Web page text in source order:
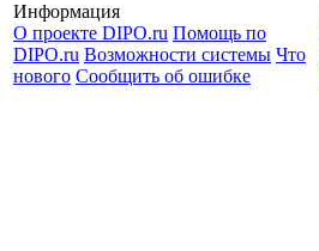
Информация
О проекте DIPO.ru Помощь по
DIPO.ru Возможности системы Что
нового Сообщить об ошибке